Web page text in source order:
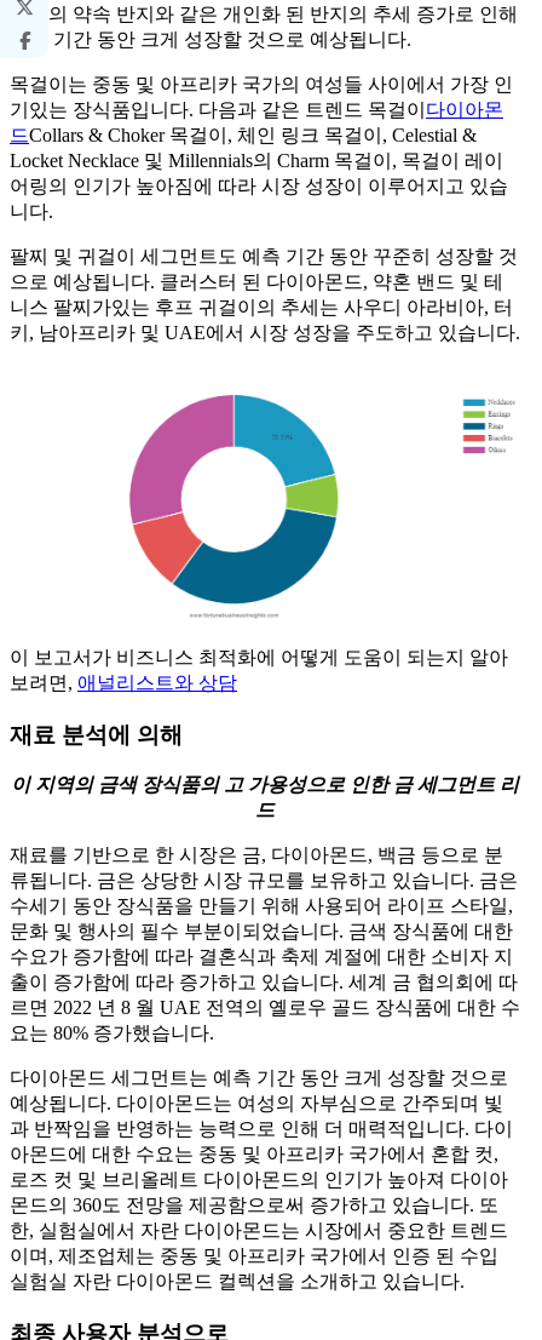
리카의 약속 반지와 같은 개인화 된 반지의 추세 증가로 인해
예측 기간 동안 크게 성장할 것으로 예상됩니다.
목걸이는 중동 및 아프리카 국가의 여성들 사이에서 가장 인
기있는 장식품입니다. 다음과 같은 트렌드 목걸이 다이아몬
드Collars & Choker 목걸이, 체인 링크 목걸이, Celestial &
Locket Necklace 및 Millennials의 Charm 목걸이, 목걸이 레이
어링의 인기가 높아짐에 따라 시장 성장이 이루어지고 있습
니다.
팔찌 및 귀걸이 세그먼트도 예측 기간 동안 꾸준히 성장할 것
으로 예상됩니다. 클러스터 된 다이아몬드, 약혼 밴드 및 테
니스 팔찌가있는 후프 귀걸이의 추세는 사우디 아라비아, 터
키, 남아프리카 및 UAE에서 시장 성장을 주도하고 있습니다.
이 보고서가 비즈니스 최적화에 어떻게 도움이 되는지 알아
보려면, 애널리스트와 상담
재료 분석에 의해
이 지역의 금색 장식품의 고 가용성으로 인한 금 세그먼트 리
드
재료를 기반으로 한 시장은 금, 다이아몬드, 백금 등으로 분
류됩니다. 금은 상당한 시장 규모를 보유하고 있습니다. 금은
수세기 동안 장식품을 만들기 위해 사용되어 라이프 스타일,
문화 및 행사의 필수 부분이되었습니다. 금색 장식품에 대한
수요가 증가함에 따라 결혼식과 축제 계절에 대한 소비자 지
출이 증가함에 따라 증가하고 있습니다. 세계 금 협의회에 따
르면 2022 년 8 월 UAE 전역의 옐로우 골드 장식품에 대한 수
요는 80% 증가했습니다.
다이아몬드 세그먼트는 예측 기간 동안 크게 성장할 것으로
예상됩니다. 다이아몬드는 여성의 자부심으로 간주되며 빛
과 반짝임을 반영하는 능력으로 인해 더 매력적입니다. 다이
아몬드에 대한 수요는 중동 및 아프리카 국가에서 혼합 컷,
로즈 컷 및 브리올레트 다이아몬드의 인기가 높아져 다이아
몬드의 360도 전망을 제공함으로써 증가하고 있습니다. 또
한, 실험실에서 자란 다이아몬드는 시장에서 중요한 트렌드
이며, 제조업체는 중동 및 아프리카 국가에서 인증 된 수입
실험실 자란 다이아몬드 컬렉션을 소개하고 있습니다.
최종 사용자 분석으로